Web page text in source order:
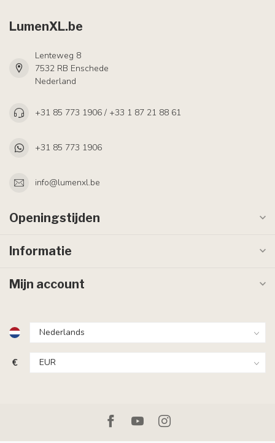
LumenXL.be
Lenteweg 8
7532 RB Enschede
Nederland
+31 85 773 1906 / +33 1 87 21 88 61
+31 85 773 1906
info@lumenxl.be
Openingstijden
Informatie
Mijn account
€